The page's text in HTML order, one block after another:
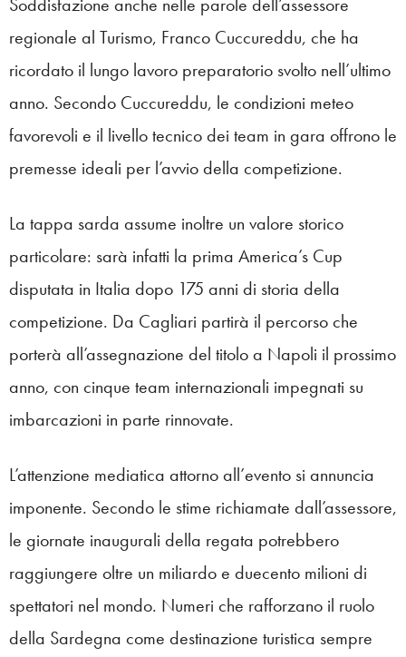
regionale al Turismo, Franco Cuccureddu, che ha
ricordato il lungo lavoro preparatorio svolto nell’ultimo
anno. Secondo Cuccureddu, le condizioni meteo
favorevoli e il livello tecnico dei team in gara offrono le
premesse ideali per l’avvio della competizione.
La tappa sarda assume inoltre un valore storico
particolare: sarà infatti la prima America’s Cup
disputata in Italia dopo 175 anni di storia della
competizione. Da Cagliari partirà il percorso che
porterà all’assegnazione del titolo a Napoli il prossimo
anno, con cinque team internazionali impegnati su
imbarcazioni in parte rinnovate.
L’attenzione mediatica attorno all’evento si annuncia
imponente. Secondo le stime richiamate dall’assessore,
le giornate inaugurali della regata potrebbero
raggiungere oltre un miliardo e duecento milioni di
spettatori nel mondo. Numeri che rafforzano il ruolo
della Sardegna come destinazione turistica sempre